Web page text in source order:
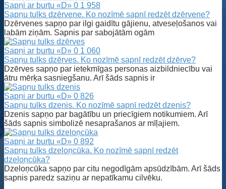
Sapņi ar burtu «D» 0 1 958
Sapņu tulks dzērvene. Ko nozīmē sapnī redzēt dzērvene?
Dzērvenes sapņo par ilgi gaidītu gājienu, atveseļošanos vai
labām ziņām. Sapnis par sabojātām ogām
Sapņi ar burtu «D» 0 1 060
Sapņu tulks dzērves. Ko nozīmē sapnī redzēt dzērve?
Dzērves sapņo par ietekmīgas personas aizbildniecību vai
ātru mērķa sasniegšanu. Arī šāds sapnis ir
Sapņi ar burtu «D» 0 826
Sapņu tulks dzenis. Ko nozīmē sapnī redzēt dzenis?
Dzenis sapņo par bagātību un priecīgiem notikumiem. Arī
šāds sapnis simbolizē nesaprašanos ar mīļajiem.
Sapņi ar burtu «D» 0 892
Sapņu tulks dzeloņcūka. Ko nozīmē sapnī redzēt
dzeloņcūka?
Dzeloņcūka sapņo par citu negodīgām apsūdzībām. Arī šāds
sapnis paredz saziņu ar nepatīkamu cilvēku.